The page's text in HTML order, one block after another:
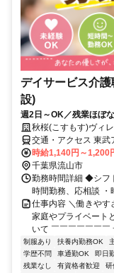
デイサービス介
設)
週2日～OK／残業ほぼ
秋桜(こすもす)ヴィ
交通・アクセス 東武
時給1,140円～1,200
千葉県流山市
勤務時間詳細 ◆シフ
時間勤務、応相談 ・
仕事内容 ＼働きや
家庭やプライベート
いて ￣￣￣￣￣￣
制服あり 扶養内勤務OK
学歴不問
車通勤OK 即日
残業なし
有資格者歓迎 研